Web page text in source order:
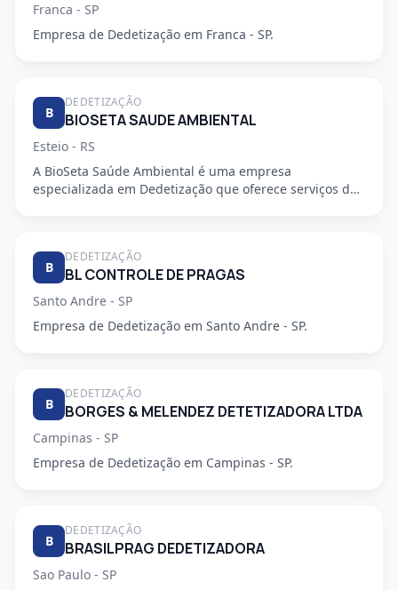
Franca - SP
Empresa de Dedetização em Franca - SP.
B
DEDETIZAÇÃO
BIOSETA SAUDE AMBIENTAL
Esteio - RS
A BioSeta Saúde Ambiental é uma empresa
especializada em Dedetização que oferece serviços de
B
DEDETIZAÇÃO
BL CONTROLE DE PRAGAS
Santo Andre - SP
Empresa de Dedetização em Santo Andre - SP.
B
DEDETIZAÇÃO
BORGES & MELENDEZ DETETIZADORA LTDA
Campinas - SP
Empresa de Dedetização em Campinas - SP.
B
DEDETIZAÇÃO
BRASILPRAG DEDETIZADORA
Sao Paulo - SP